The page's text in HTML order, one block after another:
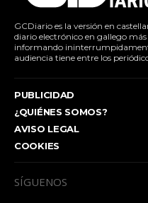
GCDiario es la versión en
diario electrónico en gallego
informando
audiencia tiene entre los
PUBLICIDAD
¿QUIÉNES SOMOS?
AVISO LEGAL
COOKIES
SÍGUENOS